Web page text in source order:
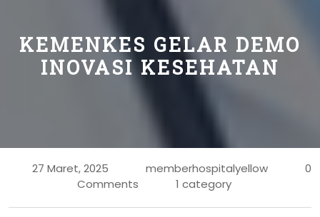
KEMENKES GELAR DEMO
INOVASI KESEHATAN
27 Maret, 2025 memberhospitalyellow
0
Comments
1 category